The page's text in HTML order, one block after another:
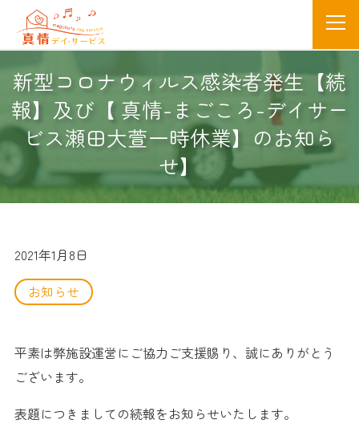
新型コロナウィルス感染者発生【続
報】及び【 真情-まごころ-デイサー
ビス瀬田大萱一時休業】のお知ら
せ】
2021年1月8日
お知らせ
平素は弊施設運営にご協力ご支援賜り、誠にありがとう
ございます。
表題につきましての続報をお知らせいたします。